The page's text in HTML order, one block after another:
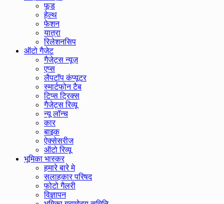
फूड
हेल्थ
फेशन
यात्रा
रिलेशनसिप
ऑटो गैजेट
गैजेट्स न्यूज़
एप्स
लैपटॉप कंप्यूटर
स्मार्टफोन टैब
टिप्स ट्रिक्स
गैजेट्स रिव्यू
न्यू लॉन्च
कार
बाइक
ऐक्सेसरीज
ऑटो रिव्यू
भूमिका भास्कर
हमारे बारे मे
सलाहकार परिषद
फोटो गैलरी
विज्ञापन